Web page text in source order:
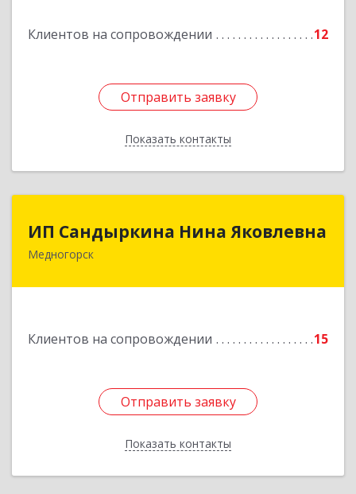
Клиентов на сопровождении 12
Отправить заявку
Показать контакты
Отправить заявку
Назад
ИП Сандыркина Нина Яковлевна
Медногорск
Клиентов на сопровождении 15
Отправить заявку
Показать контакты
462270, Оренбургская обл, Медногорск г,
Отправить заявку
Назад